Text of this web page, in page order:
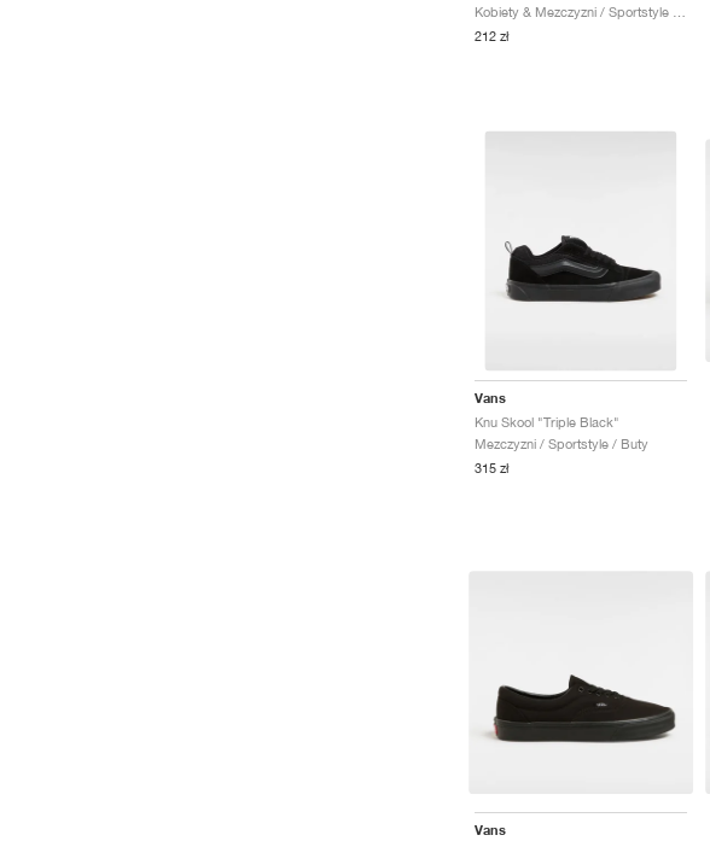
212 zł
Vans
Knu Skool "Triple Black"
Mezczyzni / Sportstyle / Buty
315 zł
Vans